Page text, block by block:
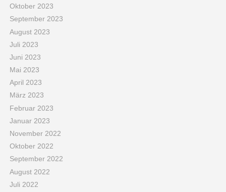
Oktober 2023
September 2023
August 2023
Juli 2023
Juni 2023
Mai 2023
April 2023
März 2023
Februar 2023
Januar 2023
November 2022
Oktober 2022
September 2022
August 2022
Juli 2022